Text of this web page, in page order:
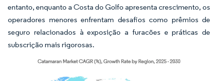
entanto, enquanto a Costa do Golfo apresenta crescimento, os
operadores menores enfrentam desafios como prêmios de
seguro relacionados à exposição a furacões e práticas de
subscrição mais rigorosas.